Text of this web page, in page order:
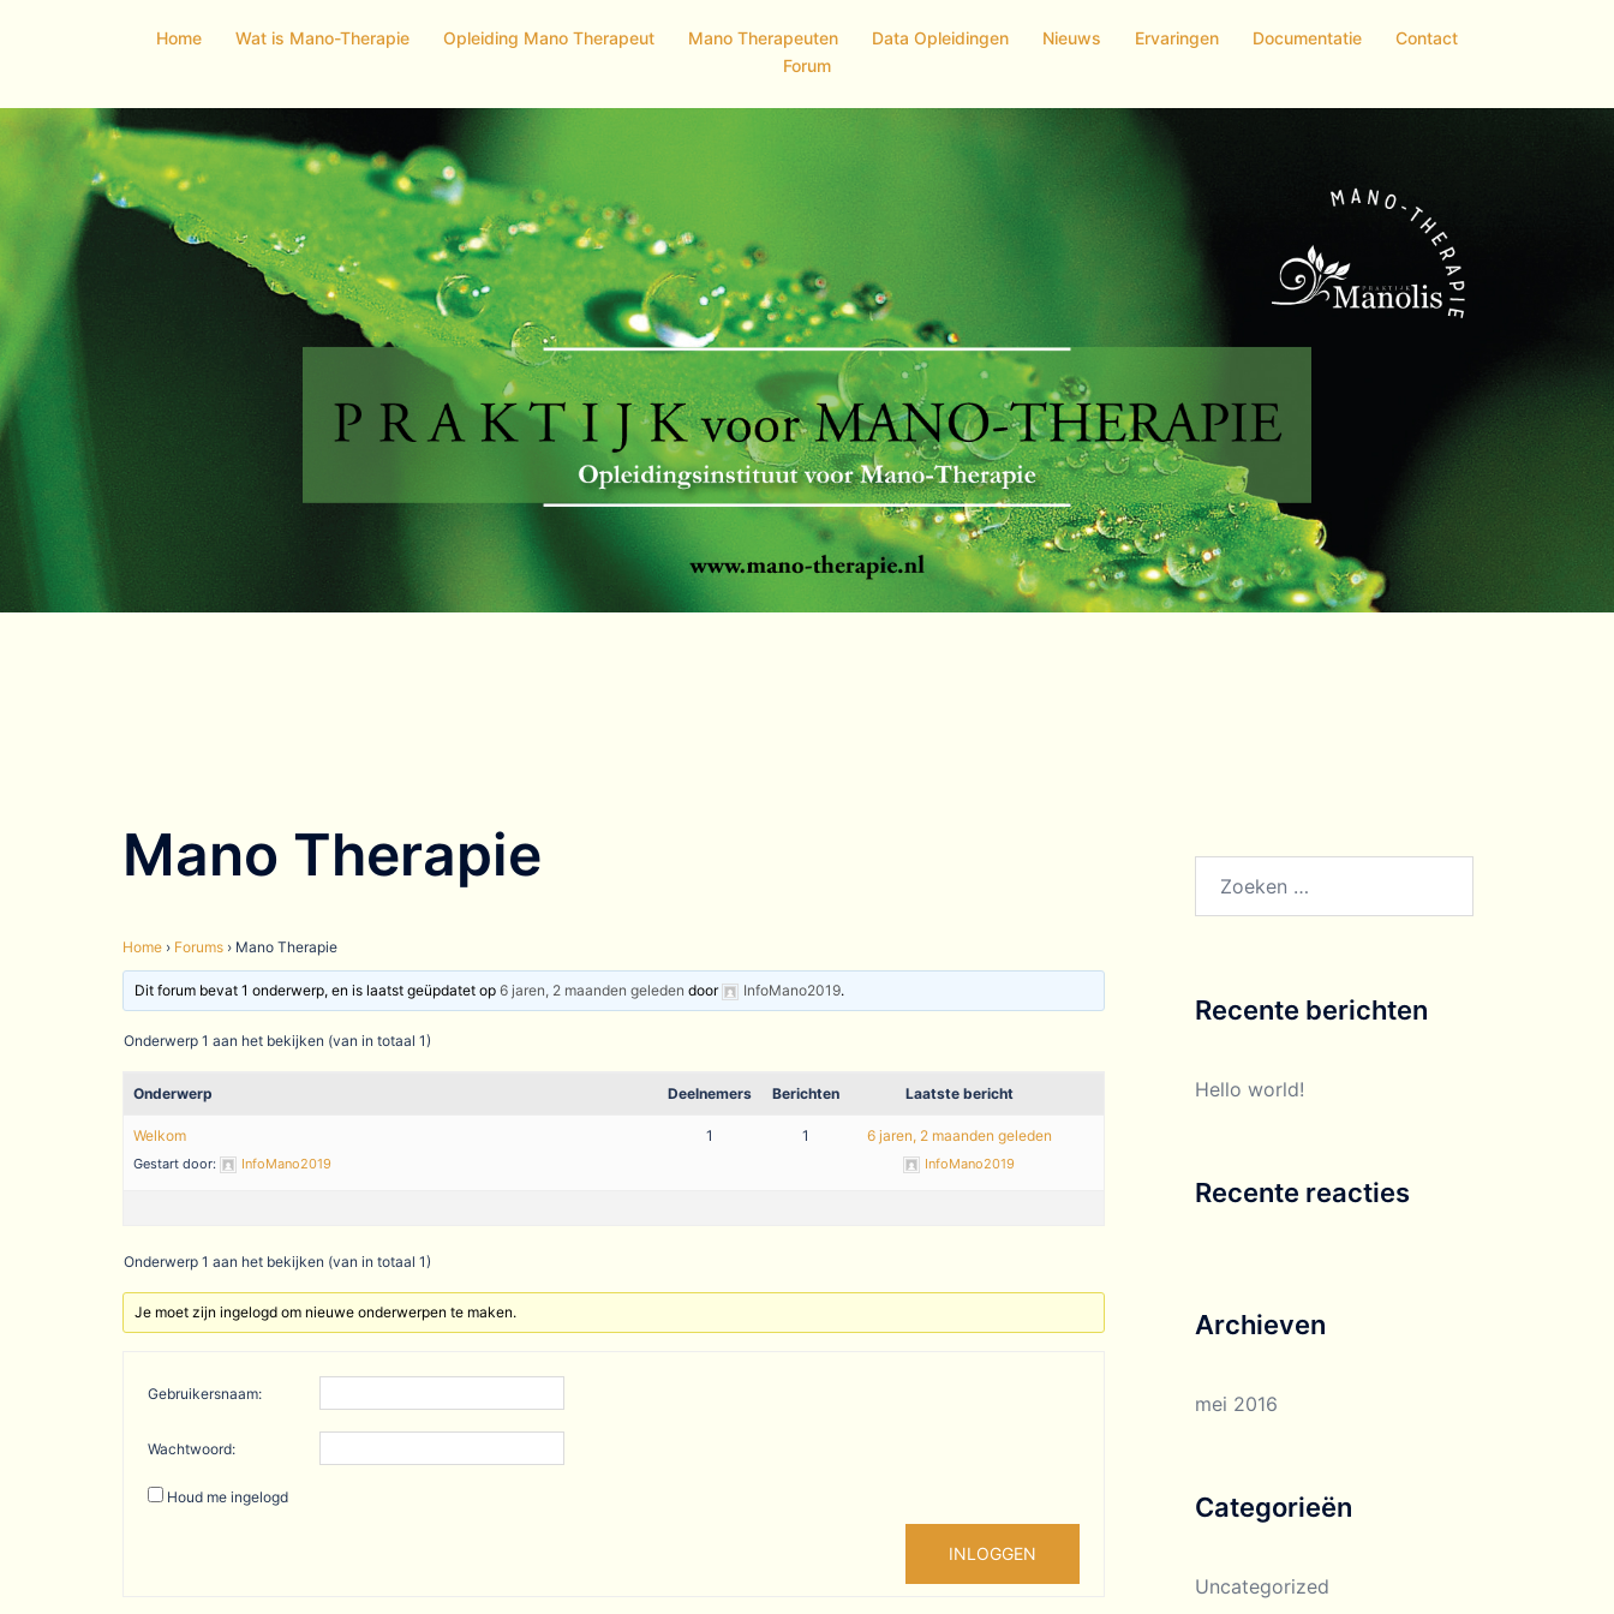
Home Wat is Mano-Therapie Opleiding Mano Therapeut Mano Therapeuten Data Opleidingen Nieuws Ervaringen Documentatie
Contact
Forum
Mano Therapie
Home › Forums › Mano Therapie
Dit forum bevat 1 onderwerp, en is laatst geüpdatet op6 jaren, 2 maanden geleden door InfoMano2019.
Onderwerp 1 aan het bekijken (van in totaal 1)
Onderwerp Deelnemers Berichten Laatste bericht
Welkom
Gestart door: InfoMano2019
1 1 6 jaren, 2 maanden geleden
InfoMano2019
Onderwerp 1 aan het bekijken (van in totaal 1)
Je moet zijn ingelogd om nieuwe onderwerpen te maken.
Gebruikersnaam:
Wachtwoord:
Houd me ingelogd
INLOGGEN
Recente berichten
Hello world!
Recente reacties
Archieven
mei 2016
Categorieën
Uncategorized